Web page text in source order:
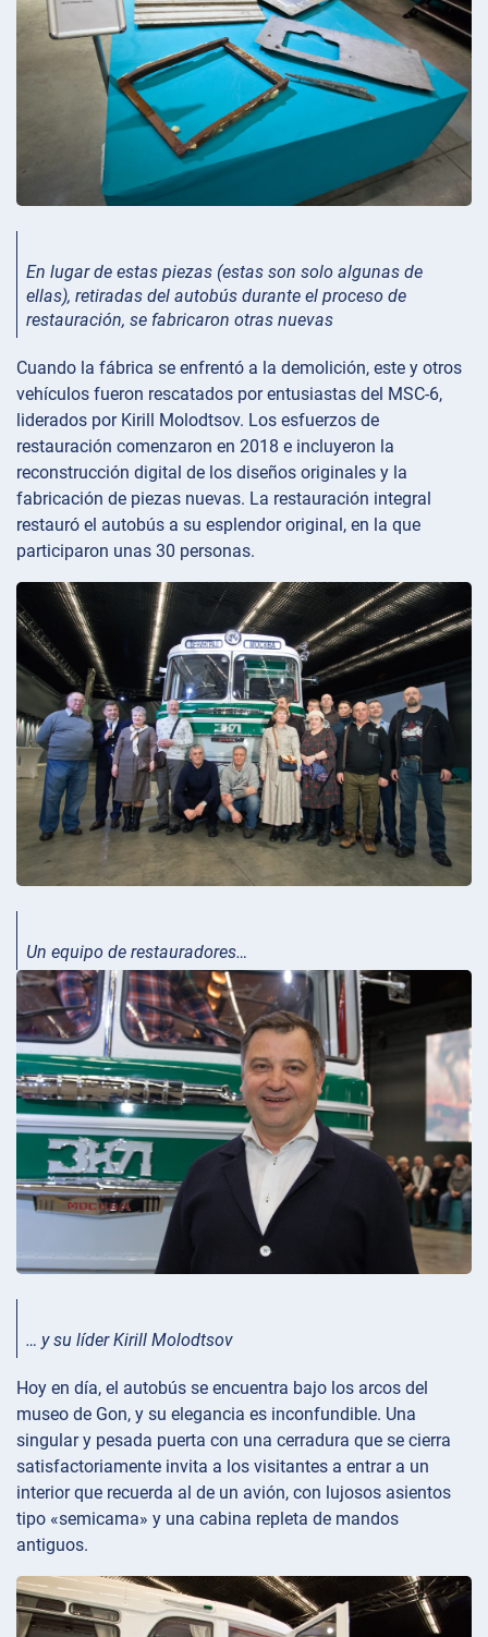
En lugar de estas piezas (estas son solo algunas de
ellas), retiradas del autobús durante el proceso de
restauración, se fabricaron otras nuevas
Cuando la fábrica se enfrentó a la demolición, este y otros
vehículos fueron rescatados por entusiastas del MSC-6,
liderados por Kirill Molodtsov. Los esfuerzos de
restauración comenzaron en 2018 e incluyeron la
reconstrucción digital de los diseños originales y la
fabricación de piezas nuevas. La restauración integral
restauró el autobús a su esplendor original, en la que
participaron unas 30 personas.
Un equipo de restauradores…
… y su líder Kirill Molodtsov
Hoy en día, el autobús se encuentra bajo los arcos del
museo de Gon, y su elegancia es inconfundible. Una
singular y pesada puerta con una cerradura que se cierra
satisfactoriamente invita a los visitantes a entrar a un
interior que recuerda al de un avión, con lujosos asientos
tipo «semicama» y una cabina repleta de mandos
antiguos.